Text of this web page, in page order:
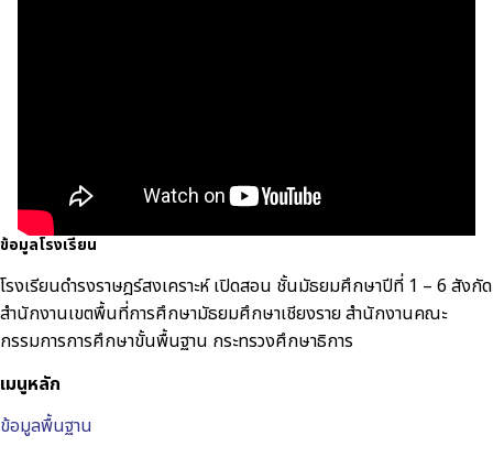
ข้อมูลโรงเรียน
โรงเรียนดำรงราษฎร์สงเคราะห์ เปิดสอน ชั้นมัธยมศึกษาปีที่ 1 – 6 สังกัด
สำนักงานเขตพื้นที่การศึกษามัธยมศึกษาเชียงราย สำนักงานคณะ
กรรมการการศึกษาขั้นพื้นฐาน กระทรวงศึกษาธิการ
เมนูหลัก
ข้อมูลพื้นฐาน